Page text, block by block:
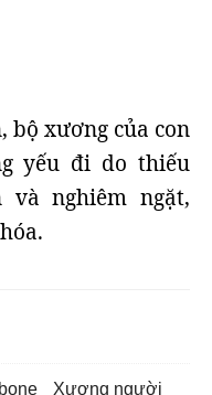
bộ xương của con
yếu đi do thiếu
nghiêm ngặt,
xương người